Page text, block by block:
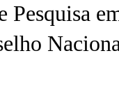
Pesquisa